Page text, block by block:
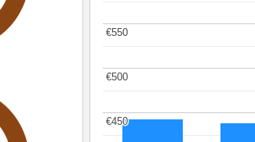
€450
€450
€500
€500
€550
€550